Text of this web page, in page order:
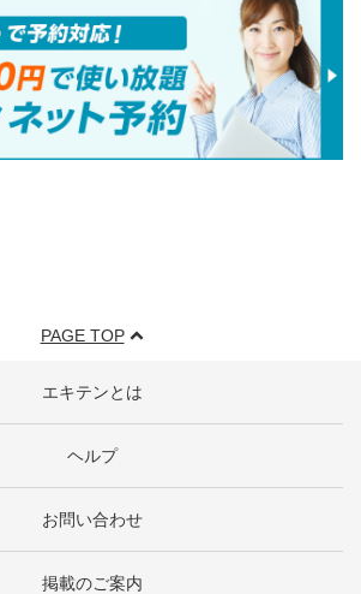
PAGE TOP
エキテンとは
ヘルプ
お問い合わせ
掲載のご案内